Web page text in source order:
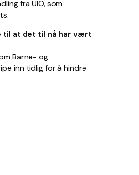
fra UIO, som
til at det til nå har vært
Barne- og
inn tidlig for å hindre